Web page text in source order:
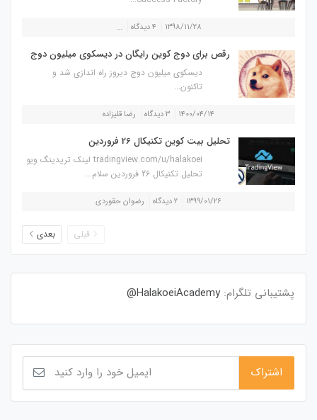
۱۳۹۸/۱۱/۲۸ ۴ دیدگاه ...
رقص برای دوج کوین رایگان در دیسکوی میلیون دوج
دیسکوی میلیون دوج دیروز راه اندازی شد و
تاکنون...
۱۴۰۰/۰۴/۱۴ ۳ دیدگاه رضا قلیزاده
تحلیل بیت کوین تکنیکال 26 فروردین
tradingview.com/u/halakoei لینک تریدینگ ویو
تحلیل تکنیکال 26 فروردین سلام...
۱۳۹۹/۰۱/۲۶ ۲ دیدگاه رضوان حقوردی
قبلی بعدی
پشتیبانی تلگرام: HalakoeiAcademy@